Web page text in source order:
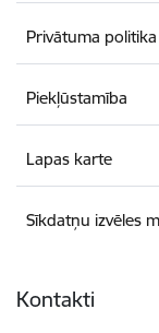
Privātuma politika
Piekļūstamība
Lapas karte
Sīkdatņu izvēles
Kontakti